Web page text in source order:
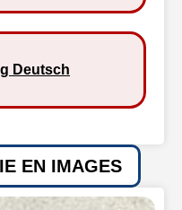
Deutsch
EN IMAGES